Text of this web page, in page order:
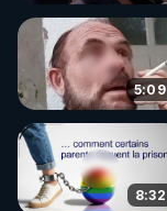
5:09
8:32